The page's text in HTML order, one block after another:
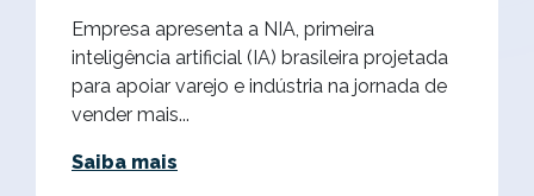
Empresa apresenta a NIA, primeira
inteligência artificial (IA) brasileira projetada
para apoiar varejo e indústria na jornada de
vender mais...
Saiba mais